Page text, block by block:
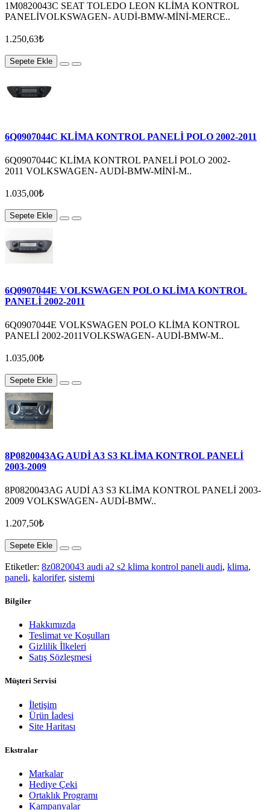
1M0820043C SEAT TOLEDO LEON KLİMA KONTROL
PANELİVOLKSWAGEN- AUDİ-BMW-MİNİ-MERCE..
1.250,63₺
Sepete Ekle
6Q0907044C KLİMA KONTROL PANELİ POLO 2002-2011
6Q0907044C KLİMA KONTROL PANELİ POLO 2002-
2011 VOLKSWAGEN- AUDİ-BMW-MİNİ-M..
1.035,00₺
Sepete Ekle
6Q0907044E VOLKSWAGEN POLO KLİMA KONTROL
PANELİ 2002-2011
6Q0907044E VOLKSWAGEN POLO KLİMA KONTROL
PANELİ 2002-2011VOLKSWAGEN- AUDİ-BMW-M..
1.035,00₺
Sepete Ekle
8P0820043AG AUDİ A3 S3 KLİMA KONTROL PANELİ
2003-2009
8P0820043AG AUDİ A3 S3 KLİMA KONTROL PANELİ 2003-
2009 VOLKSWAGEN- AUDİ-BMW..
1.207,50₺
Sepete Ekle
Etiketler: 8z0820043 audi a2 s2 klima kontrol paneli audi, klima,
paneli, kalorifer, sistemi
Bilgiler
Hakkımızda
Teslimat ve Koşulları
Gizlilik İlkeleri
Satış Sözleşmesi
Müşteri Servisi
İletişim
Ürün İadesi
Site Haritası
Ekstralar
Markalar
Hediye Çeki
Ortaklık Programı
Kampanyalar